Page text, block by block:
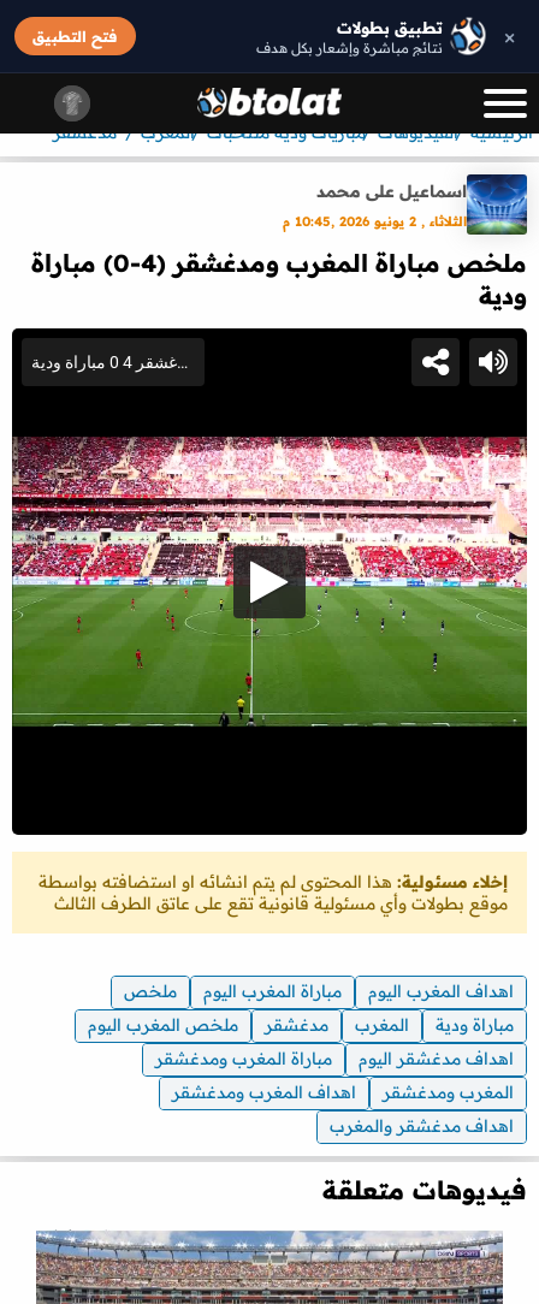
× تطبيق بطولات
نتائج مباشرة وإشعار بكل هدف
فتح التطبيق
الرئيسيه الفيديوهات مباريات ودية منتخبات المغرب مدغشقر
اسماعيل على محمد
الثلاثاء , 2 يونيو 2026 ,10:45 م
ملخص مباراة المغرب ومدغشقر (4-0) مباراة
ودية
إخلاء مسئولية: هذا المحتوى لم يتم انشائه او استضافته بواسطة
موقع بطولات وأي مسئولية قانونية تقع على عاتق الطرف الثالث
اهداف المغرب اليوم مباراة المغرب اليوم
ملخص
مباراة ودية
المغرب مدغشقر
ملخص المغرب اليوم
اهداف مدغشقر اليوم
مباراة المغرب ومدغشقر
المغرب ومدغشقر
اهداف المغرب ومدغشقر
اهداف مدغشقر والمغرب
فيديوهات متعلقة